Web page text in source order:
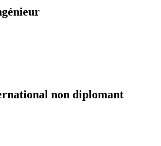
non diplomant